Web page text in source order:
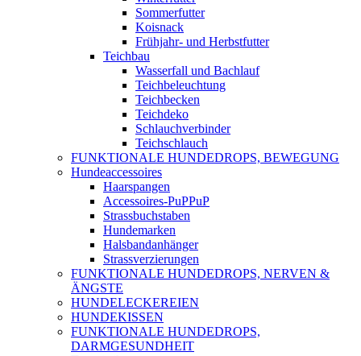
Sommerfutter
Koisnack
Frühjahr- und Herbstfutter
Teichbau
Wasserfall und Bachlauf
Teichbeleuchtung
Teichbecken
Teichdeko
Schlauchverbinder
Teichschlauch
FUNKTIONALE HUNDEDROPS, BEWEGUNG
Hundeaccessoires
Haarspangen
Accessoires-PuPPuP
Strassbuchstaben
Hundemarken
Halsbandanhänger
Strassverzierungen
FUNKTIONALE HUNDEDROPS, NERVEN &
ÄNGSTE
HUNDELECKEREIEN
HUNDEKISSEN
FUNKTIONALE HUNDEDROPS,
DARMGESUNDHEIT